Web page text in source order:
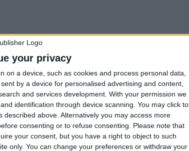
your privacy
on a device, such as cookies and process personal data,
by a device for personalised advertising and content,
and services development. With your permission we
identification through device scanning. You may click to
above. Alternatively you may access more
consenting or to refuse consenting.
Please note that
your consent, but you have a right to object to such
only. You can change your preferences or withdraw your